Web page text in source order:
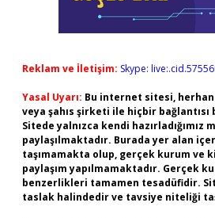
Reklam ve İletişim: Skype:
Yasal Uyarı: Bu internet sitesi,
veya şahıs şirketi ile hiçbir
Sitede yalnızca kendi hazırladığımız
paylaşılmaktadır. Burada yer alan
taşımamakta olup, gerçek kurum ve
paylaşım yapılmamaktadır. Gerçek
benzerlikleri tamamen tesadüfidir.
taslak halindedir ve tavsiye niteliği